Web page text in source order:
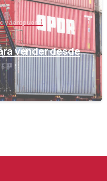
y aeropuerto
vender desde